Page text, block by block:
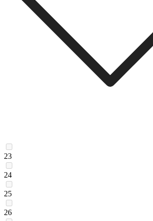
23
24
25
26